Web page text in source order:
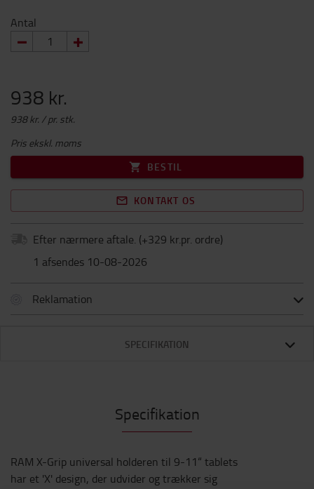
Antal
938 kr.
938 kr. / pr. stk.
Pris ekskl. moms
BESTIL
KONTAKT OS
Efter nærmere aftale. (+329 kr.pr. ordre)
1 afsendes 10-08-2026
Reklamation
SPECIFIKATION
Specifikation
RAM X-Grip universal holderen til 9-11“ tablets
har et 'X' design, der udvider og trækker sig